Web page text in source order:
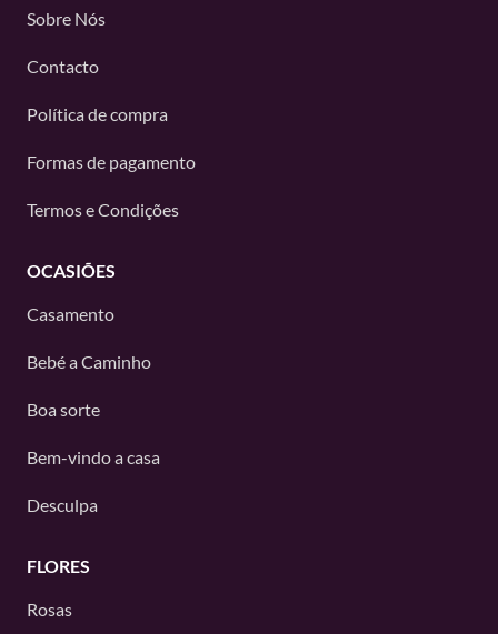
Sobre Nós
Contacto
Política de compra
Formas de pagamento
Termos e Condições
OCASIÕES
Casamento
Bebé a Caminho
Boa sorte
Bem-vindo a casa
Desculpa
FLORES
Rosas